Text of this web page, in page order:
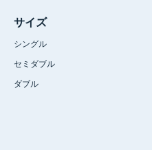
サイズ
シングル
セミダブル
ダブル